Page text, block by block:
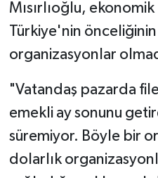
Mısırlıoğlu,
Türkiye'nin
organizasyonlar
"Vatandaş pazarda
emekli ay sonunu
süremiyor. Böyle bir
dolarlık